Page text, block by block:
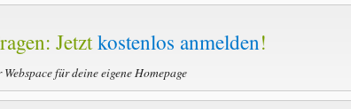
Jetztkostenlos anmelden!
für deine eigene Homepage